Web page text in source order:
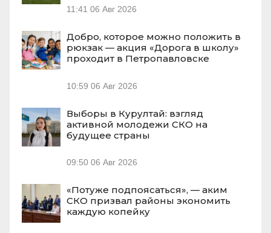
11:41 06 Авг 2026
Добро, которое можно положить в
рюкзак — акция «Дорога в школу»
проходит в Петропавловске
10:59 06 Авг 2026
Выборы в Курултай: взгляд
активной молодежи СКО на
будущее страны
09:50 06 Авг 2026
«Потуже подпоясаться», — аким
СКО призвал районы экономить
каждую копейку